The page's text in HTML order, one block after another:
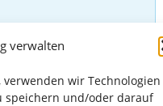
verwalten
wir Technologien
speichern und/oder darauf